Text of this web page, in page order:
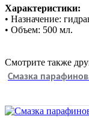
Характеристики:
• Назначение:
• Объем: 500 мл.
Смотрите также
Смазка